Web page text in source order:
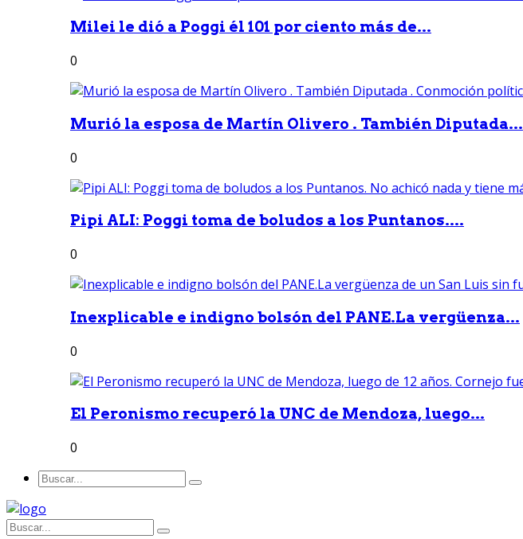
Milei le dió a Poggi él 101 por ciento más de...
0
Murió la esposa de Martín Olivero . También Diputada...
0
Pipi ALI: Poggi toma de boludos a los Puntanos....
0
Inexplicable e indigno bolsón del PANE.La vergüenza...
0
El Peronismo recuperó la UNC de Mendoza, luego...
0